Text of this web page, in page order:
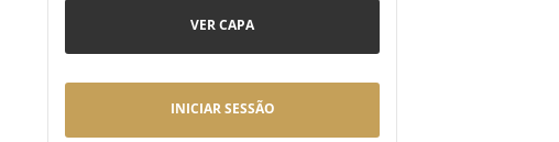
VER CAPA
INICIAR SESSÃO